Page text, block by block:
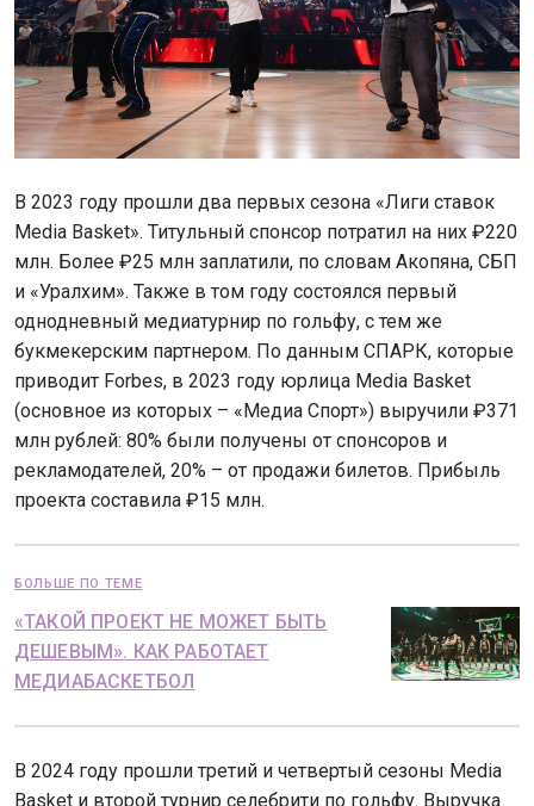
В 2023 году прошли два первых сезона «Лиги ставок
Media Basket». Титульный спонсор потратил на них ₽220
млн. Более ₽25 млн заплатили, по словам Акопяна, СБП
и «Уралхим». Также в том году состоялся первый
однодневный медиатурнир по гольфу, с тем же
букмекерским партнером. По данным СПАРК, которые
приводит Forbes, в 2023 году юрлица Media Basket
(основное из которых – «Медиа Спорт») выручили ₽371
млн рублей: 80% были получены от спонсоров и
рекламодателей, 20% – от продажи билетов. Прибыль
проекта составила ₽15 млн.
БОЛЬШЕ ПО ТЕМЕ
«ТАКОЙ ПРОЕКТ НЕ МОЖЕТ БЫТЬ
ДЕШЕВЫМ». КАК РАБОТАЕТ
МЕДИАБАСКЕТБОЛ
В 2024 году прошли третий и четвертый сезоны Media
Basket и второй турнир селебрити по гольфу. Выручка